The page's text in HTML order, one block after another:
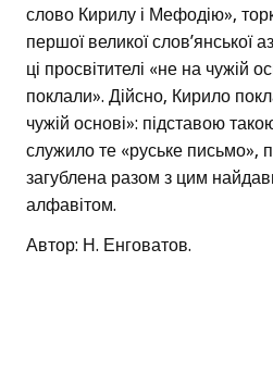
слово Кирилу і Мефодію»,
першої великої слов’янської
ці просвітителі «не на чужій
поклали». Дійсно, Кирило
чужій основі»: підставою
служило те «руське письмо»,
загублена разом з цим
алфавітом.
Автор: Н. Енговатов.